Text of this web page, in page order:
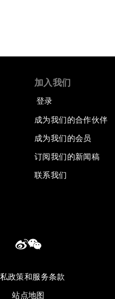
加入我们
登录
成为我们的合作伙伴
成为我们的会员
订阅我们的新闻稿
联系我们
政策和服务条款
站点地图